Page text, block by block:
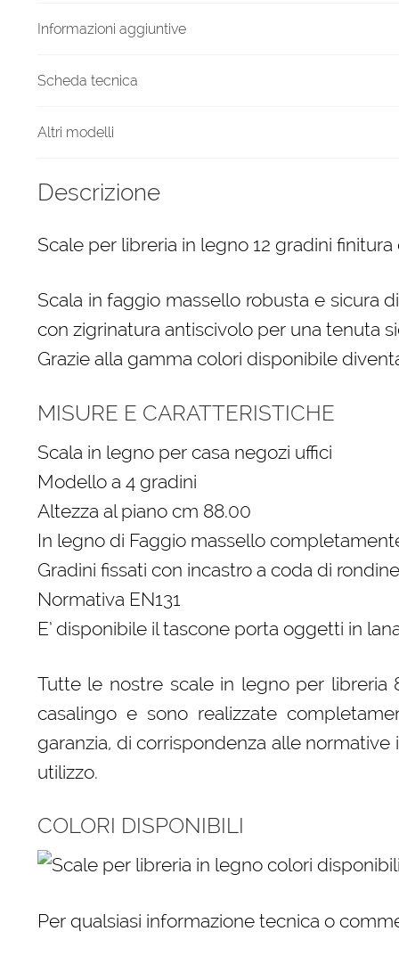
quantità
Informazioni aggiuntive
Scheda tecnica
Altri modelli
Descrizione
Scale per libreria in legno 12 gradini
Scala in faggio massello robusta e sicura
con zigrinatura antiscivolo per una tenuta
Grazie alla gamma colori disponibile
MISURE E CARATTERISTICHE
Scala in legno per casa negozi uffici
Modello a 4 gradini
Altezza al piano cm 88.00
In legno di Faggio massello
Gradini fissati con incastro a coda di
Normativa EN131
E’ disponibile il tascone porta oggetti in
Tutte le nostre scale in legno per libreria
casalingo e sono realizzate
garanzia, di corrispondenza alle
utilizzo.
COLORI DISPONIBILI
Per qualsiasi informazione tecnica o